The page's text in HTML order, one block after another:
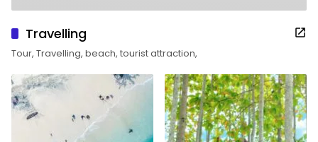
Travelling
Tour, Travelling, beach, tourist attraction,